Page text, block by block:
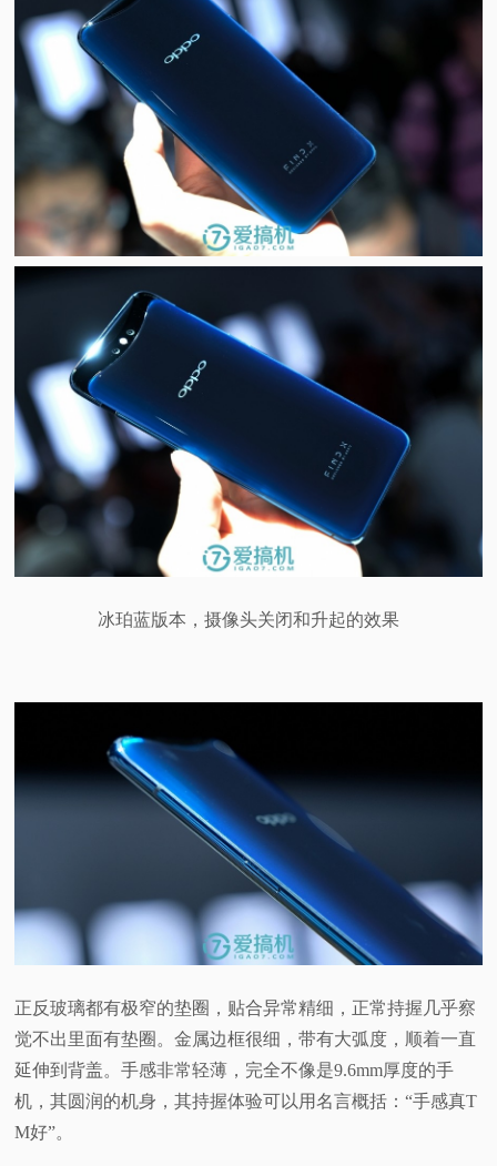
冰珀蓝版本，摄像头关闭和升起的效果
正反玻璃都有极窄的垫圈，贴合异常精细，正常持握几乎察
觉不出里面有垫圈。金属边框很细，带有大弧度，顺着一直
延伸到背盖。手感非常轻薄，完全不像是9.6mm厚度的手
机，其圆润的机身，其持握体验可以用名言概括：“手感真T
M好”。